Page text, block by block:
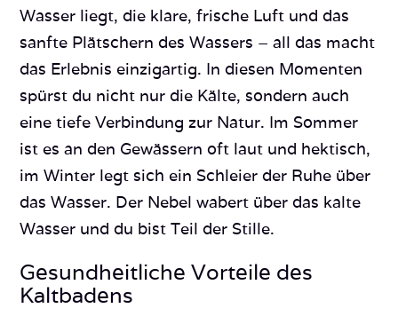
Wasser liegt, die klare, frische Luft und das
sanfte Plätschern des Wassers – all das macht
das Erlebnis einzigartig. In diesen Momenten
spürst du nicht nur die Kälte, sondern auch
eine tiefe Verbindung zur Natur. Im Sommer
ist es an den Gewässern oft laut und hektisch,
im Winter legt sich ein Schleier der Ruhe über
das Wasser. Der Nebel wabert über das kalte
Wasser und du bist Teil der Stille.
Gesundheitliche Vorteile des
Kaltbadens